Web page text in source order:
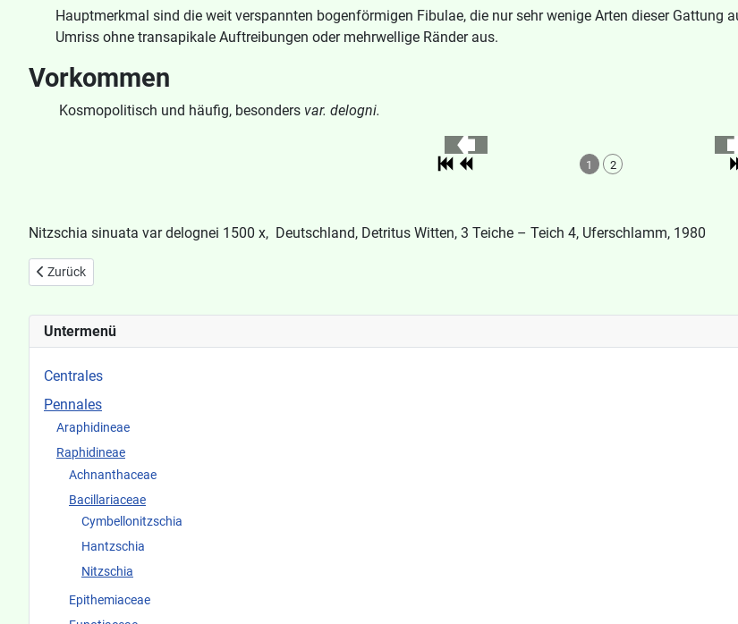
Untermenü
Centrales
Pennales
Araphidineae
Raphidineae
Achnanthaceae
Bacillariaceae
Cymbellonitzschia
Hantzschia
Nitzschia
Epithemiaceae
Hauptmerkmal sind die weit verspannten bogenförmigen Fibulae, die nur sehr wenige Arten dieser Gattung
Umriss ohne transapikale Auftreibungen oder mehrwellige Ränder aus.
Vorkommen
Kosmopolitisch und häufig, besonders var. delogni.
1 2
Nitzschia sinuata var delognei 1500 x, Deutschland, Detritus Witten, 3 Teiche – Teich 4, Uferschlamm, 1980
Vorheriger Beitrag: Nitzschia sigmoidea
Zurück